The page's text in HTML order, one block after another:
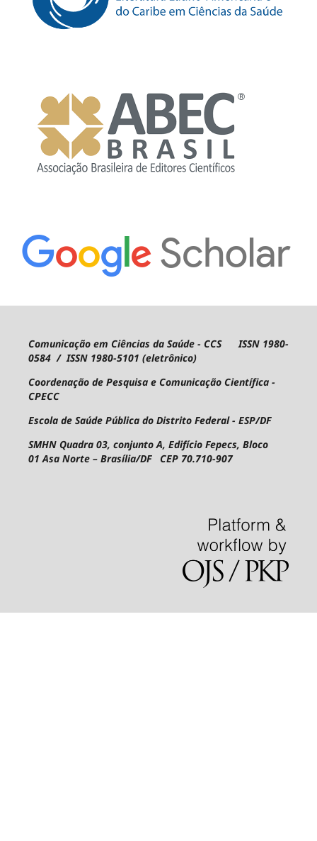
Comunicação em Ciências da Saúde - CCS ISSN 1980-
0584 / ISSN 1980-5101 (eletrônico)
Coordenação de Pesquisa e Comunicação Científica -
CPECC
Escola de Saúde Pública do Distrito Federal - ESP/DF
SMHN Quadra 03, conjunto A, Edifício Fepecs, Bloco
01Asa Norte – Brasília/DF CEP 70.710-907